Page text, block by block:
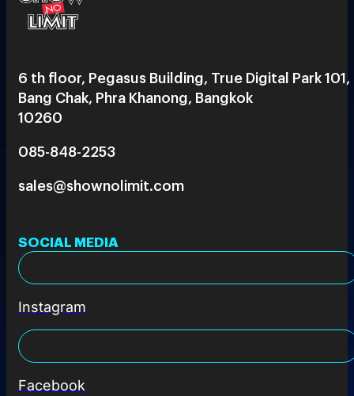
6 th floor, Pegasus Building, True Digital Park 101,
Bang Chak, Phra Khanong, Bangkok
10260
085-848-2253
sales@shownolimit.com
SOCIAL MEDIA
Instagram
Facebook